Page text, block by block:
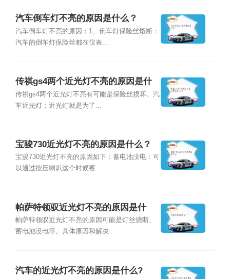
汽车倒车灯不亮的原因是什么？
汽车倒车灯不亮的原因：1、倒车灯保险丝熔断：
汽车的倒车灯保险丝都在仪表...
传祺gs4两个近光灯不亮的原因是什
么？
传祺gs4两个近光灯不亮有可能是保险丝损坏。汽
车近光灯：近光灯就是为了...
宝骏730近光灯不亮的原因是什么？
宝骏730近光灯不亮的原因如下：蓄电池没电：可
以通过按压喇叭这个时候蓄...
帕萨特领驭近光灯不亮的原因是什
么？
帕萨特领驭近光灯不亮的原因可能是灯丝烧断、
蓄电池没电等。具体原因和解决...
汽车的近光灯不亮的原因是什么?